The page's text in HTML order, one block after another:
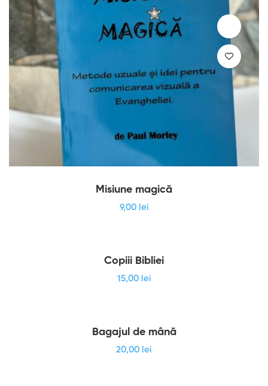
Misiune magică
9,00 lei
Copiii Bibliei
15,00 lei
Bagajul de mână
20,00 lei